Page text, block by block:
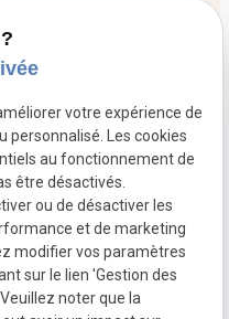
cookies
participative
votre expérience de
personnalisé. Les cookies
au fonctionnement de
être désactivés.
ou de désactiver les
et de marketing
modifier vos paramètres
sur le lien 'Gestion des
noter que la